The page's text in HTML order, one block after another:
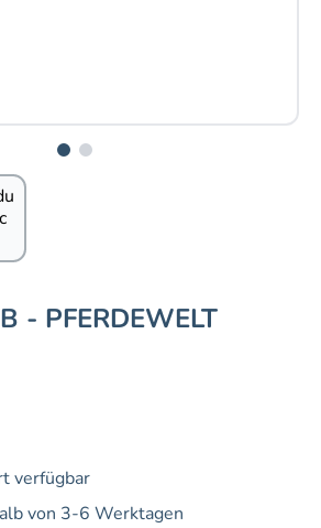
- PFERDEWELT
verfügbar
von 3-6 Werktagen